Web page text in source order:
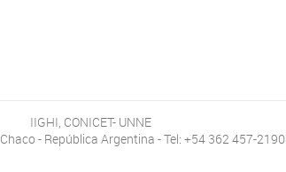
IIGHI, CONICET- UNNE
- República Argentina - Tel: +54 362 457-2190